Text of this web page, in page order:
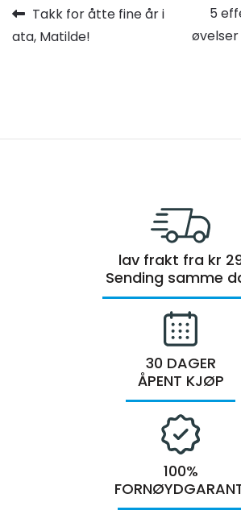
Innleggsnavigasjon
Forrige
innlegg:
Takk for åtte fine år i
ata, Matilde!
5
lav frakt fra kr
Sending samme
30 DAGER
ÅPENT KJØP
100%